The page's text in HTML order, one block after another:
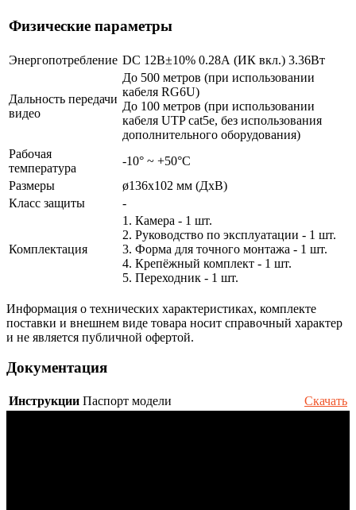
Физические параметры
Энергопотребление DC 12В±10% 0.28А (ИК вкл.) 3.36Вт
Дальность передачи
видео
До 500 метров (при использовании
кабеля RG6U)
До 100 метров (при использовании
кабеля UTP cat5e, без использования
дополнительного оборудования)
Рабочая
температура
-10° ~ +50°С
Размеры
ø136х102 мм (ДхВ)
Класс защиты
-
Комплектация
1. Камера - 1 шт.
2. Руководство по эксплуатации - 1 шт.
3. Форма для точного монтажа - 1 шт.
4. Крепёжный комплект - 1 шт.
5. Переходник - 1 шт.
Информация о технических характеристиках, комплекте
поставки и внешнем виде товара носит справочный характер
и не является публичной офертой.
Документация
Инструкции Паспорт модели Скачать